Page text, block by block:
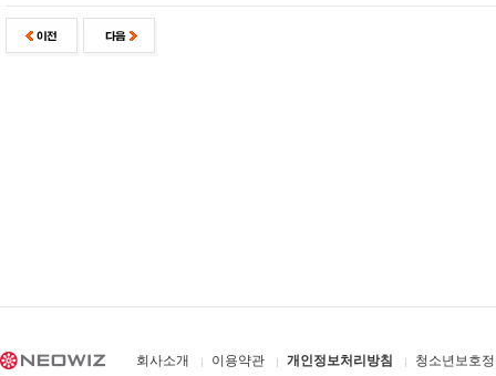
회사소개 이용약관 개인정보처리방침 청소년보호